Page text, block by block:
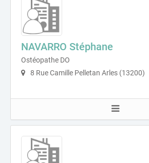
NAVARRO Stéphane
Ostéopathe DO
8 Rue Camille Pelletan Arles (13200)